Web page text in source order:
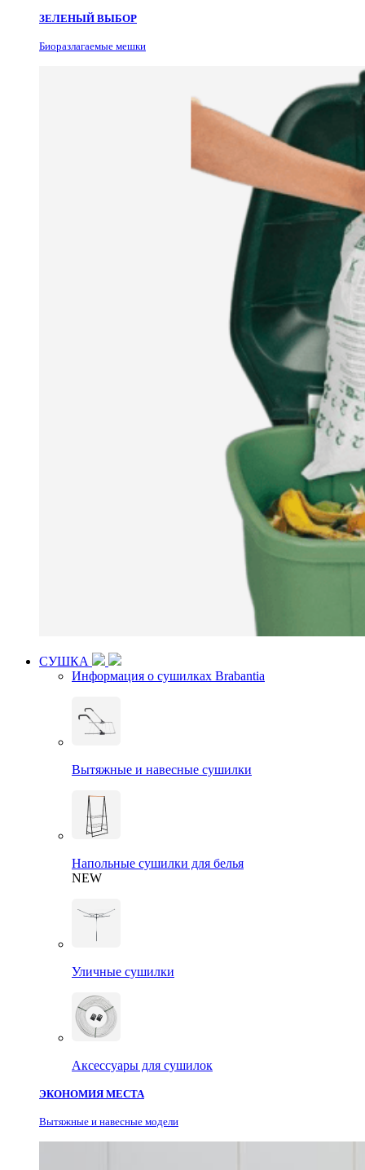
ЗЕЛЕНЫЙ ВЫБОР
Биоразлагаемые мешки
СУШКА
Информация о сушилках Brabantia
Вытяжные и навесные сушилки
Напольные сушилки для белья
NEW
Уличные сушилки
Аксессуары для сушилок
ЭКОНОМИЯ МЕСТА
Вытяжные и навесные модели